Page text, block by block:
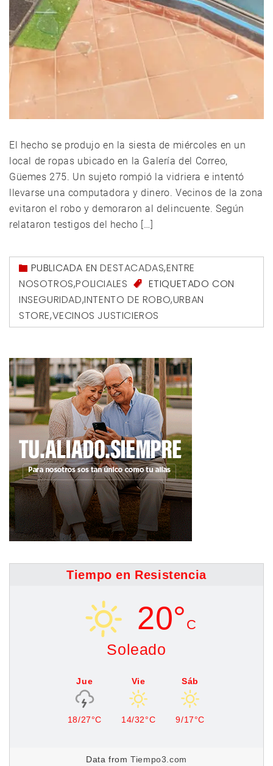
El hecho se produjo en la siesta de miércoles en un
local de ropas ubicado en la Galería del Correo,
Güemes 275. Un sujeto rompió la vidriera e intentó
llevarse una computadora y dinero. Vecinos de la zona
evitaron el robo y demoraron al delincuente. Según
relataron testigos del hecho […]
PUBLICADA ENDESTACADAS,ENTRE
NOSOTROS,POLICIALES
ETIQUETADO CON
INSEGURIDAD,INTENTO DE ROBO,URBAN
STORE,VECINOS JUSTICIEROS
Tiempo en Resistencia
20° C
Soleado
Jue
18/27°C
Vie
14/32°C
Sáb
9/17°C
Data fromTiempo3.com